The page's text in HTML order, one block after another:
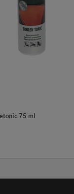
75 ml